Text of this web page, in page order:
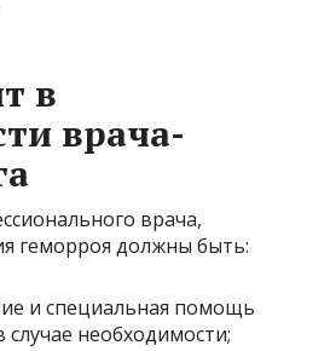
в
врача-
врача,
геморроя должны быть:
и специальная помощь
необходимости;